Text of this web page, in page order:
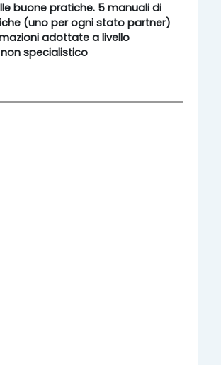
buone pratiche. 5 manuali di
(uno per ogni stato partner)
adottate a livello
specialistico